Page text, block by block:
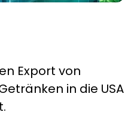
Export von
in die USA